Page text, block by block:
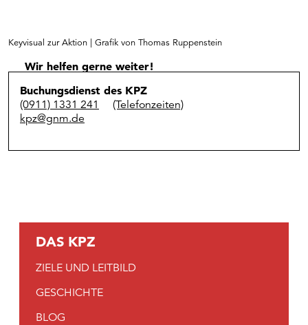
Keyvisual zur Aktion | Grafik von Thomas Ruppenstein
Wir helfen gerne weiter!
Buchungsdienst des KPZ
(0911) 1331 241
(Telefonzeiten)
kpz@gnm.de
DAS KPZ
ZIELE UND LEITBILD
GESCHICHTE
BLOG